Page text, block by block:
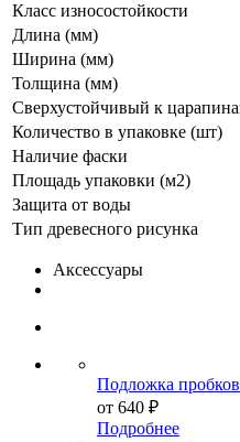
Класс износостойкости
Длина (мм)
Ширина (мм)
Толщина (мм)
Сверхустойчивый к
Количество в упаковке (шт)
Наличие фаски
Площадь упаковки (м2)
Защита от воды
Тип древесного рисунка
Аксессуары
Подложка
от 640 ₽
Подробнее